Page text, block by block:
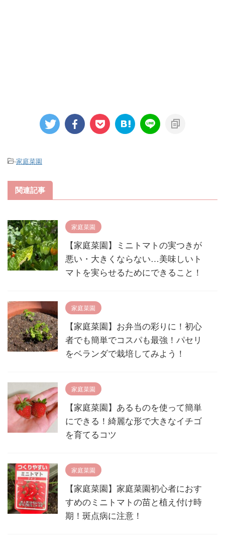
-家庭菜園
関連記事
家庭菜園
【家庭菜園】ミニトマトの実つきが
悪い・大きくならない…美味しいト
マトを実らせるためにできること！
家庭菜園
【家庭菜園】お弁当の彩りに！初心
者でも簡単でコスパも最強！パセリ
をベランダで栽培してみよう！
家庭菜園
【家庭菜園】あるものを使って簡単
にできる！綺麗な形で大きなイチゴ
を育てるコツ
家庭菜園
【家庭菜園】家庭菜園初心者におす
すめのミニトマトの苗と植え付け時
期！斑点病に注意！